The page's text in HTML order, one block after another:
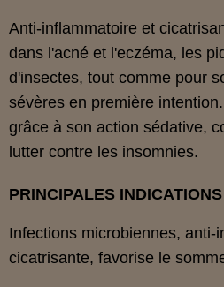
Anti-inflammatoire et
dans l'acné et l'eczéma, les
d'insectes, tout comme pour
sévères en première
grâce à son action sédative,
lutter contre les insomnies.
PRINCIPALES
Infections microbiennes, anti-
cicatrisante, favorise le